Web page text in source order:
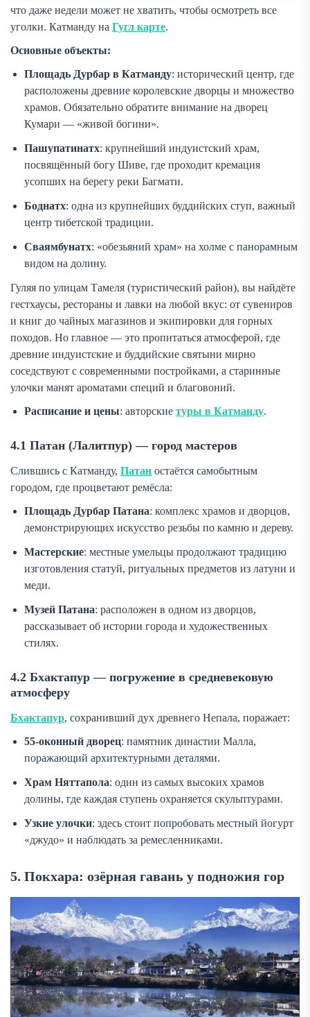
что даже недели может не хватить, чтобы осмотреть все
уголки. Катманду на Гугл карте.
Основные объекты:
Площадь Дурбар в Катманду: исторический центр, где
расположены древние королевские дворцы и множество
храмов. Обязательно обратите внимание на дворец
Кумари — «живой богини».
Пашупатинатх: крупнейший индуистский храм,
посвящённый богу Шиве, где проходит кремация
усопших на берегу реки Багмати.
Боднатх: одна из крупнейших буддийских ступ, важный
центр тибетской традиции.
Сваямбунатх: «обезьяний храм» на холме с панорамным
видом на долину.
Гуляя по улицам Тамеля (туристический район), вы найдёте
гестхаусы, рестораны и лавки на любой вкус: от сувениров
и книг до чайных магазинов и экипировки для горных
походов. Но главное — это пропитаться атмосферой, где
древние индуистские и буддийские святыни мирно
соседствуют с современными постройками, а старинные
улочки манят ароматами специй и благовоний.
Расписание и цены: авторские туры в Катманду.
4.1 Патан (Лалитпур) — город мастеров
Слившись с Катманду, Патан остаётся самобытным
городом, где процветают ремёсла:
Площадь Дурбар Патана: комплекс храмов и дворцов,
демонстрирующих искусство резьбы по камню и дереву.
Мастерские: местные умельцы продолжают традицию
изготовления статуй, ритуальных предметов из латуни и
меди.
Музей Патана: расположен в одном из дворцов,
рассказывает об истории города и художественных
стилях.
4.2 Бхактапур — погружение в средневековую
атмосферу
Бхактапур, сохранивший дух древнего Непала, поражает:
55-оконный дворец: памятник династии Малла,
поражающий архитектурными деталями.
Храм Няттапола: один из самых высоких храмов
долины, где каждая ступень охраняется скульптурами.
Узкие улочки: здесь стоит попробовать местный йогурт
«джудо» и наблюдать за ремесленниками.
5. Покхара: озёрная гавань у подножия гор